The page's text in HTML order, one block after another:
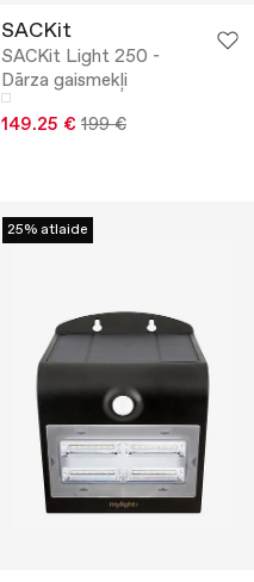
SACKit
SACKit Light 250 -
Dārza gaismekļi
149.25 € 199 €
25% atlaide